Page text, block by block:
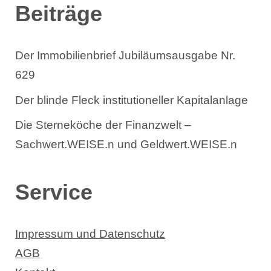
Beiträge
Der Immobilienbrief Jubiläumsausgabe Nr.
629
Der blinde Fleck institutioneller Kapitalanlage
Die Sterneköche der Finanzwelt –
Sachwert.WEISE.n und Geldwert.WEISE.n
Service
Impressum und Datenschutz
AGB